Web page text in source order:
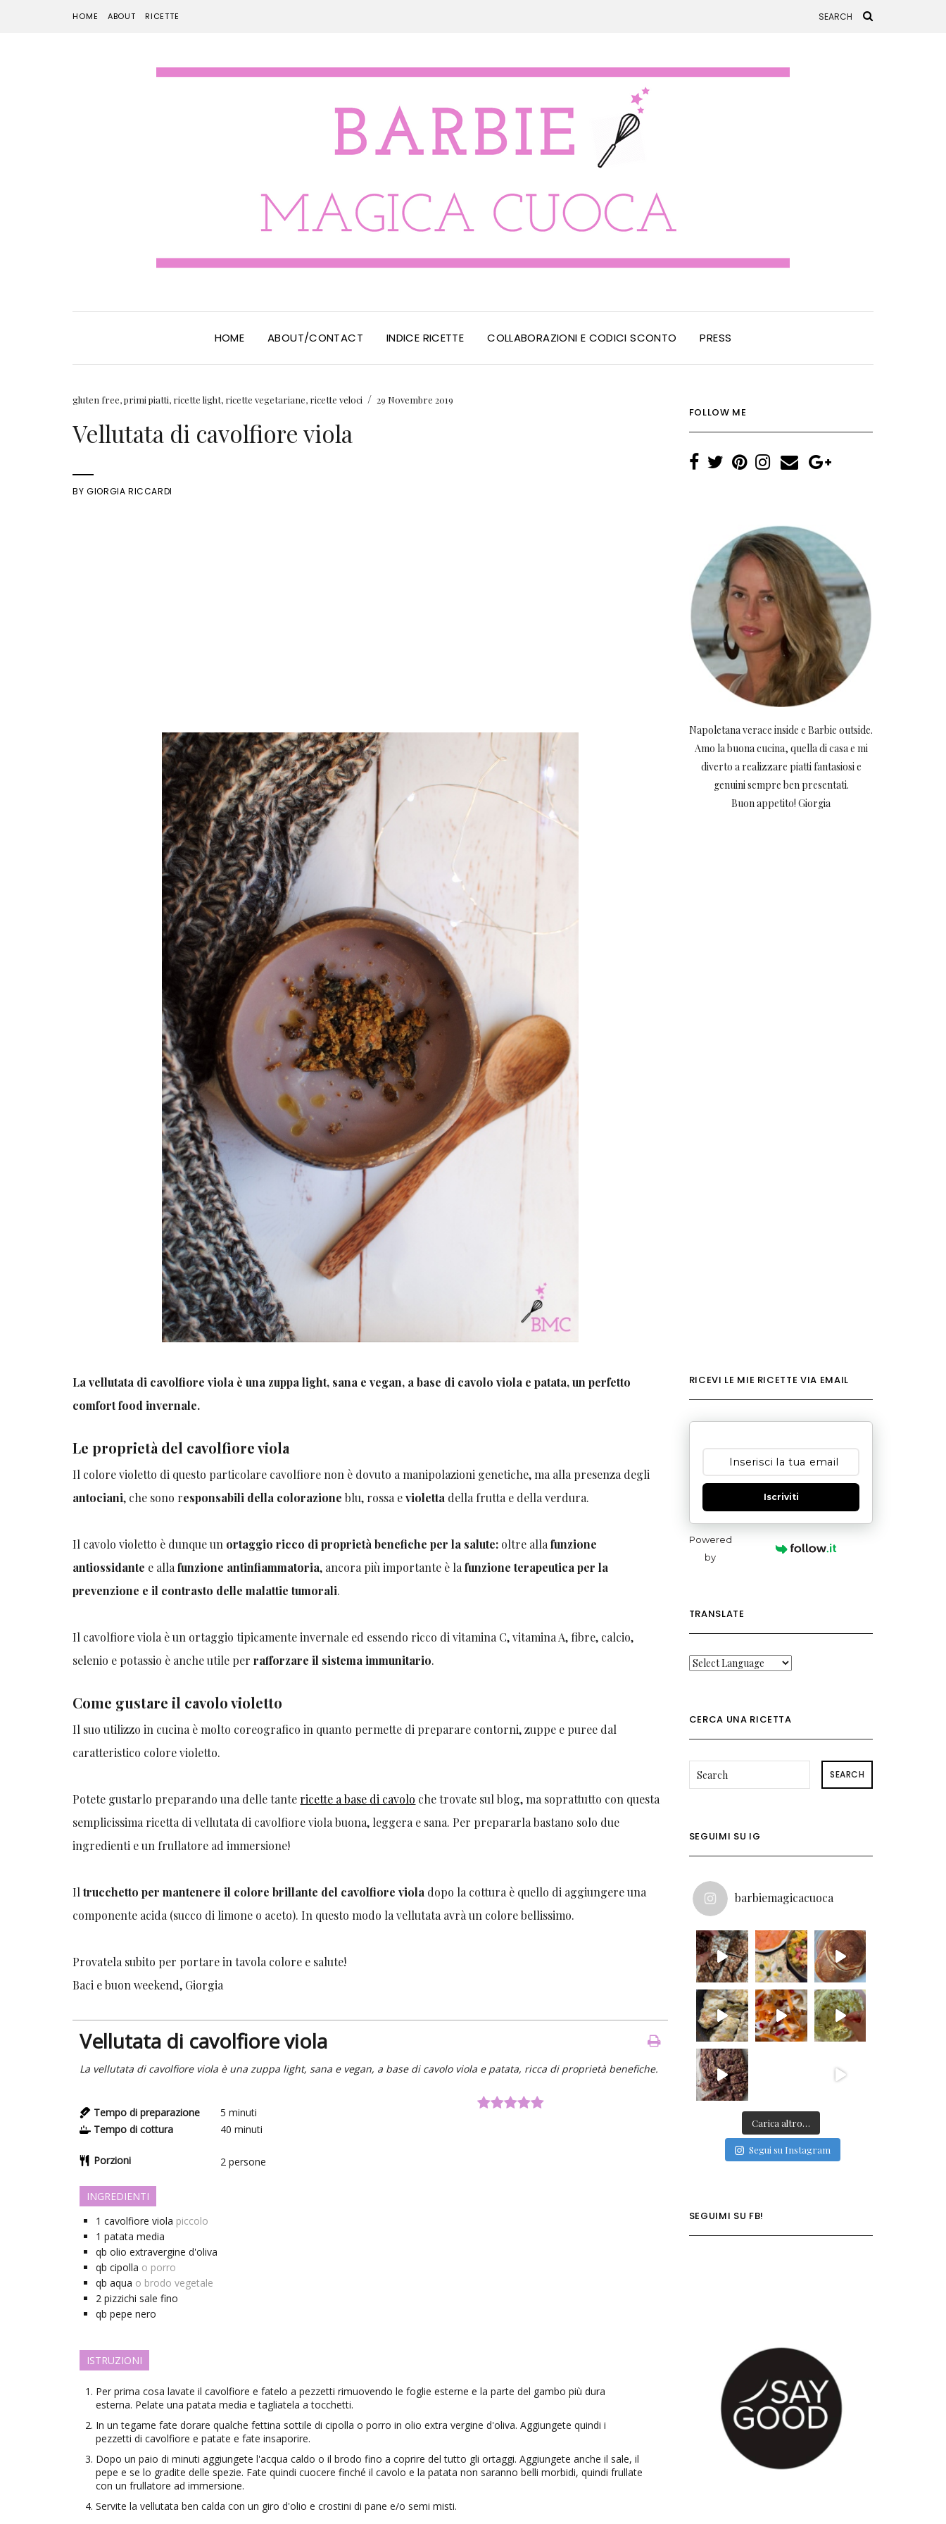
HOME ABOUT RICETTE
HOME ABOUT/CONTACT INDICE RICETTE COLLABORAZIONI E CODICI SCONTO PRESS
gluten free,primi piatti, ricette light, ricette vegetariane, ricette veloci / 29 Novembre 2019
Vellutata di cavolfiore viola
BYGIORGIA RICCARDI
La vellutata di cavolfiore viola è una zuppa light, sana e vegan, a base di cavolo viola e patata, un perfetto
comfort food invernale.
Le proprietà del cavolfiore viola
Il colore violetto di questo particolare cavolfiore non è dovuto a manipolazioni genetiche, ma alla presenza degli
antociani, che sono responsabili della colorazione blu, rossa evioletta della frutta e della verdura.
Il cavolo violetto è dunque un ortaggio ricco di proprietà benefiche per la salute: oltre allafunzione
antiossidante e allafunzione antinfiammatoria, ancora più importante è lafunzione terapeutica per la
prevenzione e il contrasto delle malattie tumorali.
Il cavolfiore viola è un ortaggio tipicamente invernale ed essendo ricco di vitamina C, vitamina A, fibre, calcio,
selenio e potassio è anche utile perrafforzare il sistema immunitario.
Come gustare il cavolo violetto
Il suo utilizzo in cucina è molto coreografico in quanto permette di preparare contorni, zuppe e puree dal
caratteristico colore violetto.
Potete gustarlo preparando una delle tante ricette a base di cavolo che trovate sul blog, ma soprattutto con questa
semplicissima ricetta di vellutata di cavolfiore viola buona, leggera e sana. Per prepararla bastano solo due
ingredienti e un frullatore ad immersione!
Iltrucchetto per mantenere il colore brillante del cavolfiore viola dopo la cottura è quello di aggiungere una
componente acida (succo di limone o aceto). In questo modo la vellutata avrà un colore bellissimo.
Provatela subito per portare in tavola colore e salute!
Baci e buon weekend, Giorgia
Vellutata di cavolfiore viola
La vellutata di cavolfiore viola è una zuppa light, sana e vegan, a base di cavolo viola e patata, ricca di proprietà benefiche.
Tempo di preparazione 5 minuti
Tempo di cottura
40 minuti
Porzioni 2 persone
INGREDIENTI
1 cavolfiore viola piccolo
1 patata media
qb olio extravergine d'oliva
qb cipolla o porro
qb aqua o brodo vegetale
2 pizzichi sale fino
qb pepe nero
ISTRUZIONI
Per prima cosa lavate il cavolfiore e fatelo a pezzetti rimuovendo le foglie esterne e la parte del gambo più dura
esterna. Pelate una patata media e tagliatela a tocchetti.
In un tegame fate dorare qualche fettina sottile di cipolla o porro in olio extra vergine d'oliva. Aggiungete quindi i
pezzetti di cavolfiore e patate e fate insaporire.
Dopo un paio di minuti aggiungete l'acqua caldo o il brodo fino a coprire del tutto gli ortaggi. Aggiungete anche il sale, il
pepe e se lo gradite delle spezie. Fate quindi cuocere finché il cavolo e la patata non saranno belli morbidi, quindi frullate
con un frullatore ad immersione.
Servite la vellutata ben calda con un giro d'olio e crostini di pane e/o semi misti.
FOLLOW ME
Napoletana verace inside e Barbie outside.
Amo la buona cucina, quella di casa e mi
diverto a realizzare piatti fantasiosi e
genuini sempre ben presentati.
Buon appetito! Giorgia
RICEVI LE MIE RICETTE VIA EMAIL
Iscriviti
Powered
by
TRANSLATE
CERCA UNA RICETTA
SEARCH
SEGUIMI SU IG
barbiemagicacuoca
Carica altro…
Segui su Instagram
SEGUIMI SU FB!